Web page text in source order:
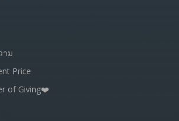
าม
Price
of Giving❤️